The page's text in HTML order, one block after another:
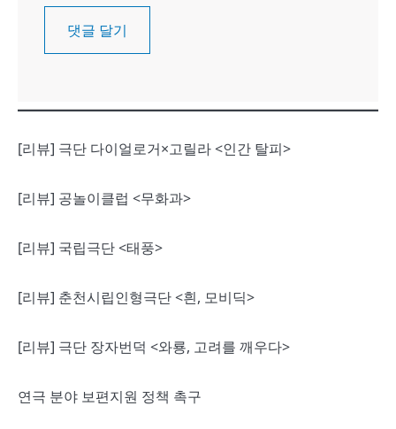
[리뷰] 극단 다이얼로거×고릴라 <인간 탈피>
[리뷰] 공놀이클럽 <무화과>
[리뷰] 국립극단 <태풍>
[리뷰] 춘천시립인형극단 <흰, 모비딕>
[리뷰] 극단 장자번덕 <와룡, 고려를 깨우다>
연극 분야 보편지원 정책 촉구